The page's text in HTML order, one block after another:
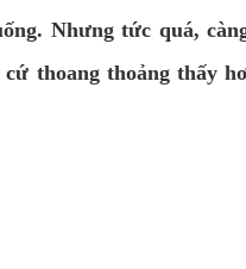
Nhưng tức quá,
thoang thoảng thấy